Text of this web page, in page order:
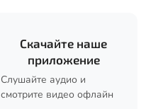
Скачайте наше
приложение
Слушайте аудио и
смотрите видео офлайн